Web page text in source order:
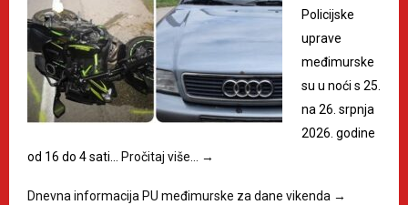
Policijske
uprave
međimurske
su u noći s 25.
na 26. srpnja
2026. godine
od 16 do 4 sati… Pročitaj više… →
Dnevna informacija PU međimurske za dane vikenda →